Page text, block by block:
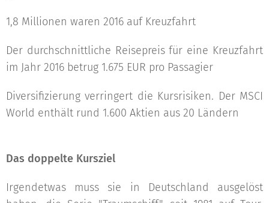
1,8 Millionen waren 2016 auf Kreuzfahrt
Der durchschnittliche Reisepreis für eine Kreuzfahrt
im Jahr 2016 betrug 1.675 EUR pro Passagier
Diversifizierung verringert die Kursrisiken. Der MSCI
World enthält rund 1.600 Aktien aus 20 Ländern
Das doppelte Kursziel
Irgendetwas muss sie in Deutschland ausgelöst